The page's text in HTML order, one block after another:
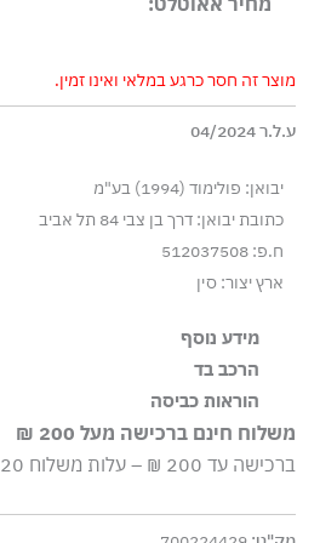
מוצר זה חסר כרגע במלאי ואינו זמין.
ע.ל.ר 04/2024
יבואן: פולימוד (1994) בע"מ
כתובת יבואן: דרך בן צבי 84 תל אביב
ח.פ: 512037508
ארץ יצור: סין
מידע נוסף
גזרה רגילה
הרכב בד
100% כותנה
הוראות כביסה
כביסה עדינה במכונה עד-30°C
ללא חומרי הלבנה, ללא השריה
גיהוץ בחום נמוך
משלוח חינם ברכישה מעל 200 ₪
ברכישה עד 200 ₪ – עלות משלוח 20 ₪